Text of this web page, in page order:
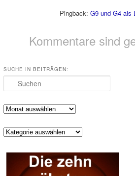
Pingback:G9 und G4 als
Kommentare sind
SUCHE IN BEITRÄGEN:
Suchen